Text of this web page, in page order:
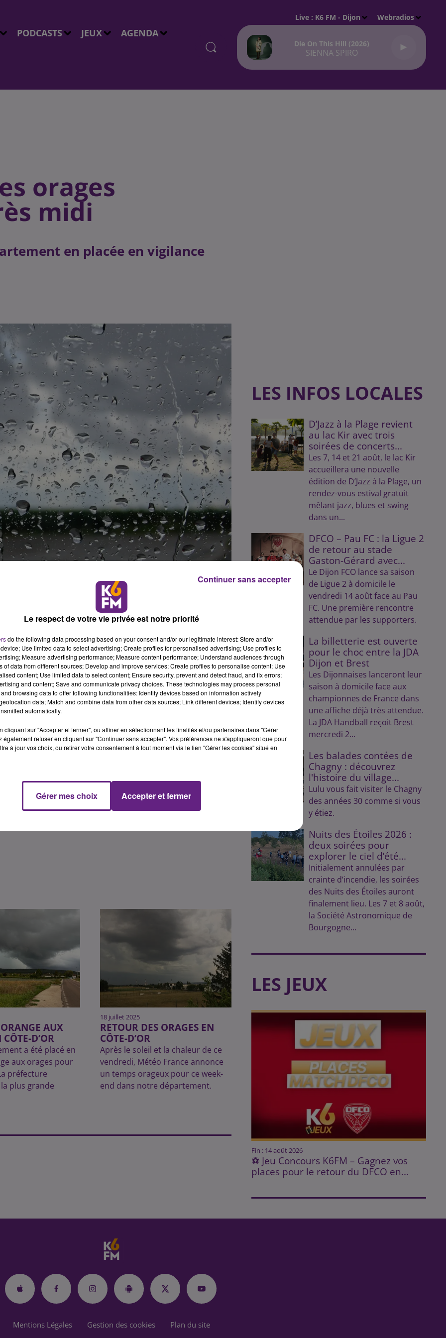
PODCASTS JEUX AGENDA
Live : K6 FM - Dijon Webradios
Die On This Hill (2026)
SIENNA SPIRO
orages
midi
en placée en vigilance
(01), Côte-d'Or (21), Doubs (25), Jura (39), Loire (42), Bas-
et-Loire (71), Vosges (88) et Territoire-de-Belfort (90).
des orages vont se développer sur un axe allant de
d’Or.
avec des intensités horaires comprises entre 20 et 40
locales), de la grêle, des rafales de vent entre
électrique soutenue.
AUX
D’OR
a été placé en
aux orages pour
préfecture
plus grande
18 juillet 2025
RETOUR DES ORAGES EN
CÔTE-D’OR
Après le soleil et la chaleur de ce
vendredi, Météo France annonce
un temps orageux pour ce week-
end dans notre département.
LES INFOS LOCALES
D’Jazz à la Plage revient
au lac Kir avec trois
soirées de concerts...
Les 7, 14 et 21 août, le lac Kir
accueillera une nouvelle
édition de D’Jazz à la Plage, un
rendez-vous estival gratuit
mêlant jazz, blues et swing
dans un...
DFCO – Pau FC : la Ligue 2
de retour au stade
Gaston-Gérard avec...
Le Dijon FCO lance sa saison
de Ligue 2 à domicile le
vendredi 14 août face au Pau
FC. Une première rencontre
attendue par les supporters.
La billetterie est ouverte
pour le choc entre la JDA
Dijon et Brest
Les Dijonnaises lanceront leur
saison à domicile face aux
championnes de France dans
une affiche déjà très attendue.
La JDA Handball reçoit Brest
mercredi 2...
Les balades contées de
Chagny : découvrez
l'histoire du village...
Lulu vous fait visiter le Chagny
des années 30 comme si vous
y étiez.
Nuits des Étoiles 2026 :
deux soirées pour
explorer le ciel d’été...
Initialement annulées par
crainte d’incendie, les soirées
des Nuits des Étoiles auront
finalement lieu. Les 7 et 8 août,
la Société Astronomique de
Bourgogne...
LES JEUX
Fin : 14 août 2026
⚽ Jeu Concours K6FM – Gagnez vos
places pour le retour du DFCO en...
Mentions Légales Gestion des cookies Plan du site
Le respect de votre vie privée est notre priorité
do the following data processing based on your consent and/or our legitimate interest: Store and/or
Use limited data to select advertising; Create profiles for personalised advertising; Use profiles to
Measure advertising performance; Measure content performance; Understand audiences through
of data from different sources; Develop and improve services; Create profiles to personalise content; Use
content; Use limited data to select content; Ensure security, prevent and detect fraud, and fix errors;
and content; Save and communicate privacy choices. These technologies may process personal
browsing data to offer following functionalities: Identify devices based on information actively
data; Match and combine data from other data sources; Link different devices; Identify devices
automatically.
cliquant sur "Accepter et fermer", ou affiner en sélectionnant les finalités et/ou partenaires dans "Gérer
également refuser en cliquant sur "Continuer sans accepter". Vos préférences ne s'appliqueront que pour
à jour vos choix, ou retirer votre consentement à tout moment via le lien "Gérer les cookies" situé en
Gérer mes choix Accepter et fermer
Continuer sans accepter